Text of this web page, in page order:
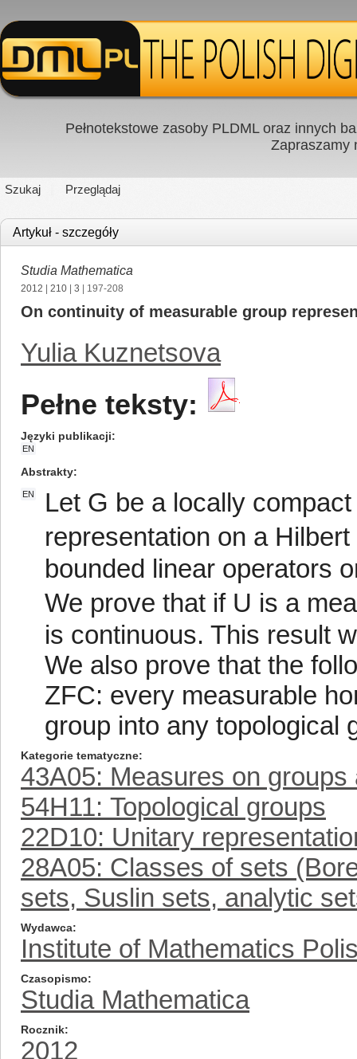
Pełnotekstowe zasoby PLDML oraz innych
Zapraszamy
Szukaj Przeglądaj
Artykuł - szczegóły
Studia Mathematica
2012 210 3 | 197-208
On continuity of measurable group
Yulia Kuznetsova
Pełne teksty:
Języki publikacji
EN
Abstrakty
EN
Let G be a locally
representation on a
bounded linear operators
We prove that if U is a
is continuous. This result
We also prove that the
ZFC: every measurable
group into any topological
Kategorie tematyczne
43A05: Measures on
54H11: Topological groups
22D10: Unitary
28A05: Classes of sets
sets, Suslin sets, analytic
Wydawca
Institute of Mathematics
Czasopismo
Studia Mathematica
Rocznik
2012